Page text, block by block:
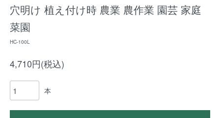
穴明け 植え付け時 農業 農作業 園芸 家庭
菜園
HC-100L
4,710円(税込)
本